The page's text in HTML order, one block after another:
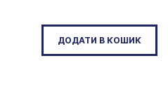
ДОДАТИ В КОШИК